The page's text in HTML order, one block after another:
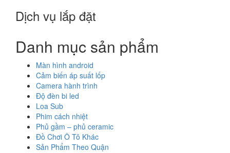
Dịch vụ lắp đặt
Danh mục sản phẩm
Màn hình android
Cảm biến áp suất lốp
Camera hành trình
Độ đèn bi led
Loa Sub
Phim cách nhiệt
Phủ gầm – phủ ceramic
Đồ Chơi Ô Tô Khác
Sản Phẩm Theo Quận